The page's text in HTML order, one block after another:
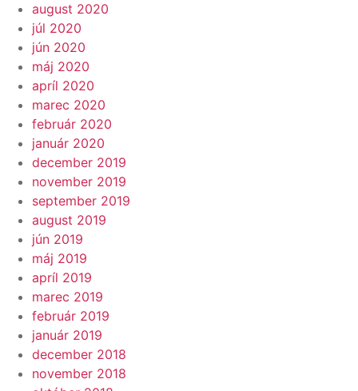
august 2020
júl 2020
jún 2020
máj 2020
apríl 2020
marec 2020
február 2020
január 2020
december 2019
november 2019
september 2019
august 2019
jún 2019
máj 2019
apríl 2019
marec 2019
február 2019
január 2019
december 2018
november 2018